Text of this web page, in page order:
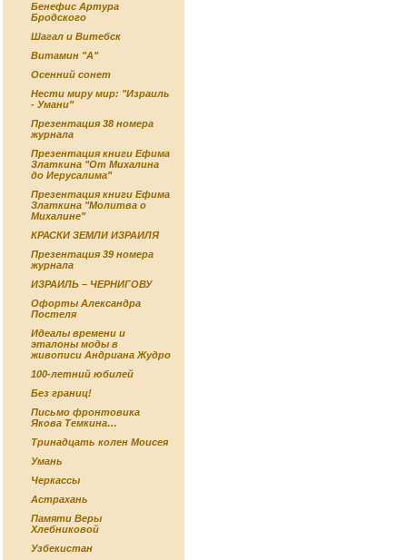
Бенефис Артура
Бродского
Шагал и Витебск
Витамин "А"
Осенний сонет
Нести миру мир: "Израиль
- Умани"
Презентация 38 номера
журнала
Презентация книги Ефима
Златкина "От Михалина
до Иерусалима"
Презентация книги Ефима
Златкина "Молитва о
Михалине"
КРАСКИ ЗЕМЛИ ИЗРАИЛЯ
Презентация 39 номера
журнала
ИЗРАИЛЬ – ЧЕРНИГОВУ
Офорты Александра
Постеля
Идеалы времени и
эталоны моды в
живописи Андриана Жудро
100-летний юбилей
Без границ!
Письмо фронтовика
Якова Темкина…
Тринадцать колен Моисея
Умань
Черкассы
Астрахань
Памяти Веры
Хлебниковой
Узбекистан